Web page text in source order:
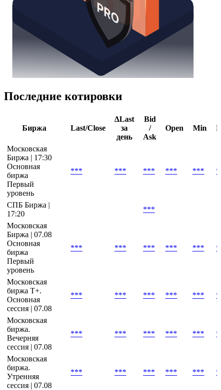
Последние котировки
Биржа Last/Close
ΔLast
за
день
Bid
/
Ask
Open Min
Московская
Биржа | 17:30
Основная
биржа
Первый
уровень
*** *** *** *** ***
СПБ Биржа |
17:20
***
Московская
Биржа | 07.08
Основная
биржа
Первый
уровень
*** *** *** *** ***
Московская
биржа Т+.
Основная
сессия | 07.08
*** *** *** *** ***
Московская
биржа.
Вечерняя
сессия | 07.08
*** *** *** *** ***
Московская
биржа.
Утренняя
сессия | 07.08
*** *** *** *** ***